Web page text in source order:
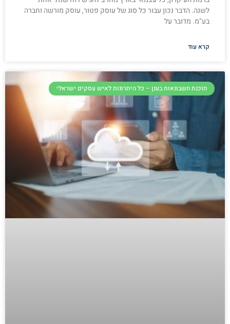
לשנה. הדבר נכון עבור כל סוג של עוסק פטור, עוסק מורשה וחברה
בע"מ. מדובר על
קרא עוד
תוכנת חשבונאות בענן – כל היתרונות לאיש עסקים ישראלי